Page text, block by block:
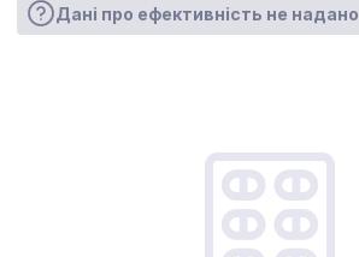
Дані про ефективність не надано